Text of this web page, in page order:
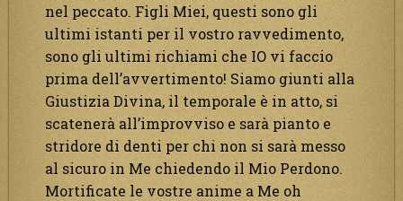
nel peccato. Figli Miei, questi sono gli
ultimi istanti per il vostro ravvedimento,
sono gli ultimi richiami che IO vi faccio
prima dell’avvertimento! Siamo giunti alla
Giustizia Divina, il temporale è in atto, si
scatenerà all’improvviso e sarà pianto e
stridore di denti per chi non si sarà messo
al sicuro in Me chiedendo il Mio Perdono.
Mortificate le vostre anime a Me oh